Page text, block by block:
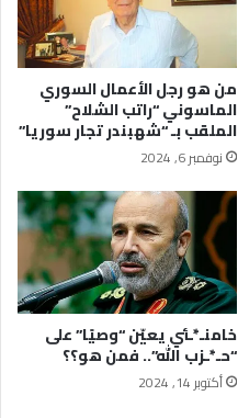
من هو رجل الأعمال السوري
الماسوني “راتب الشلاح”
الملقب بـ “شهبندر تجار سوريا”
نوفمبر 6, 2024
خامنـ*ـئي يعيّن “وصيًا” على
“حـ*ـزب الله”.. فمن هو؟؟
أكتوبر 14, 2024